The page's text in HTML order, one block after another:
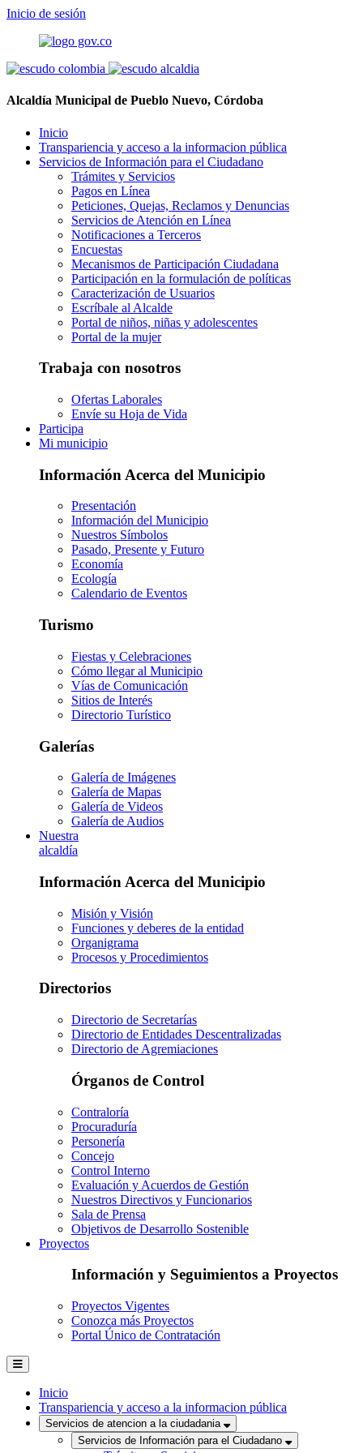
Inicio de sesión
Alcaldía Municipal de Pueblo Nuevo, Córdoba
Inicio
Transpariencia y acceso a la informacion pública
Servicios de Información para el Ciudadano
Trámites y Servicios
Pagos en Línea
Peticiones, Quejas, Reclamos y Denuncias
Servicios de Atención en Línea
Notificaciones a Terceros
Encuestas
Mecanismos de Participación Ciudadana
Participación en la formulación de políticas
Caracterización de Usuarios
Escríbale al Alcalde
Portal de niños, niñas y adolescentes
Portal de la mujer
Trabaja con nosotros
Ofertas Laborales
Envíe su Hoja de Vida
Participa
Mi municipio
Información Acerca del Municipio
Presentación
Información del Municipio
Nuestros Símbolos
Pasado, Presente y Futuro
Economía
Ecología
Calendario de Eventos
Turismo
Fiestas y Celebraciones
Cómo llegar al Municipio
Vías de Comunicación
Sitios de Interés
Directorio Turístico
Galerías
Galería de Imágenes
Galería de Mapas
Galería de Videos
Galería de Audios
Nuestra
alcaldía
Información Acerca del Municipio
Misión y Visión
Funciones y deberes de la entidad
Organigrama
Procesos y Procedimientos
Directorios
Directorio de Secretarías
Directorio de Entidades Descentralizadas
Directorio de Agremiaciones
Órganos de Control
Contraloría
Procuraduría
Personería
Concejo
Control Interno
Evaluación y Acuerdos de Gestión
Nuestros Directivos y Funcionarios
Sala de Prensa
Objetivos de Desarrollo Sostenible
Proyectos
Información y Seguimientos a Proyectos
Proyectos Vigentes
Conozca más Proyectos
Portal Único de Contratación
Inicio
Transpariencia y acceso a la informacion pública
Servicios de atencion a la ciudadania
Servicios de Información para el Ciudadano